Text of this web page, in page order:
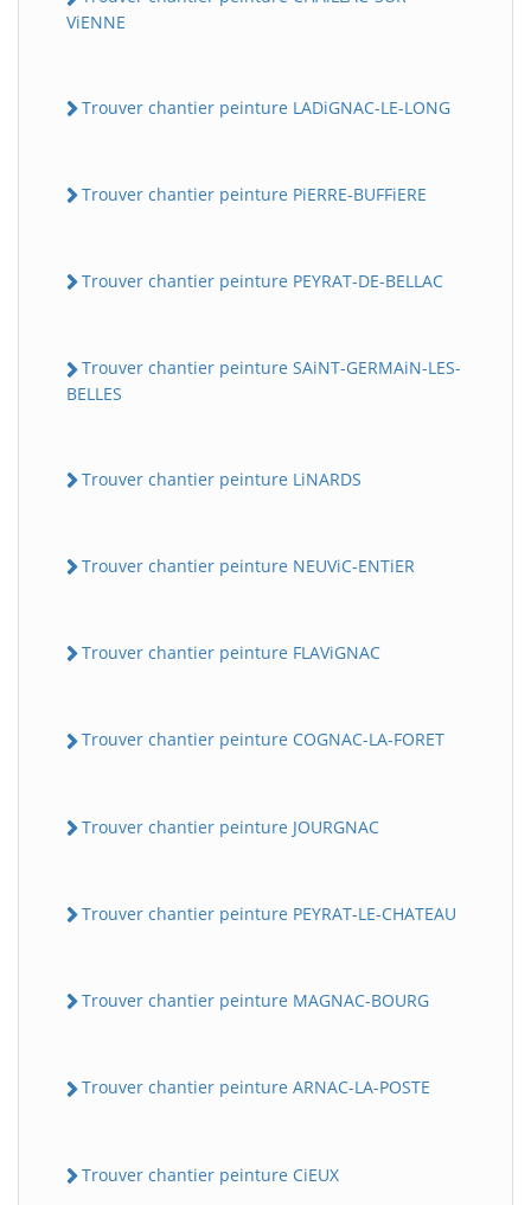
ViENNE
Trouver chantier peinture LADiGNAC-LE-LONG
Trouver chantier peinture PiERRE-BUFFiERE
Trouver chantier peinture PEYRAT-DE-BELLAC
Trouver chantier peinture SAiNT-GERMAiN-LES-
BELLES
Trouver chantier peinture LiNARDS
Trouver chantier peinture NEUViC-ENTiER
Trouver chantier peinture FLAViGNAC
Trouver chantier peinture COGNAC-LA-FORET
Trouver chantier peinture JOURGNAC
Trouver chantier peinture PEYRAT-LE-CHATEAU
Trouver chantier peinture MAGNAC-BOURG
Trouver chantier peinture ARNAC-LA-POSTE
Trouver chantier peinture CiEUX